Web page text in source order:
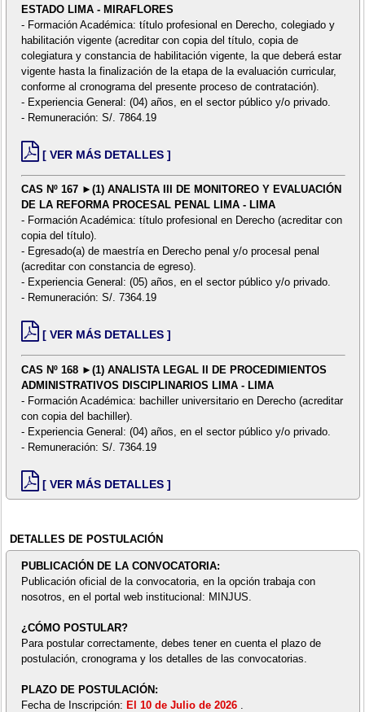
ESTADO LIMA - MIRAFLORES
- Formación Académica: título profesional en Derecho, colegiado y
habilitación vigente (acreditar con copia del título, copia de
colegiatura y constancia de habilitación vigente, la que deberá estar
vigente hasta la finalización de la etapa de la evaluación curricular,
conforme al cronograma del presente proceso de contratación).
- Experiencia General: (04) años, en el sector público y/o privado.
- Remuneración: S/. 7864.19
[ VER MÁS DETALLES ]
CAS Nº 167 ►(1) ANALISTA III DE MONITOREO Y EVALUACIÓN
DE LA REFORMA PROCESAL PENAL LIMA - LIMA
- Formación Académica: título profesional en Derecho (acreditar con
copia del título).
- Egresado(a) de maestría en Derecho penal y/o procesal penal
(acreditar con constancia de egreso).
- Experiencia General: (05) años, en el sector público y/o privado.
- Remuneración: S/. 7364.19
[ VER MÁS DETALLES ]
CAS Nº 168 ►(1) ANALISTA LEGAL II DE PROCEDIMIENTOS
ADMINISTRATIVOS DISCIPLINARIOS LIMA - LIMA
- Formación Académica: bachiller universitario en Derecho (acreditar
con copia del bachiller).
- Experiencia General: (04) años, en el sector público y/o privado.
- Remuneración: S/. 7364.19
[ VER MÁS DETALLES ]
DETALLES DE POSTULACIÓN
PUBLICACIÓN DE LA CONVOCATORIA:
Publicación oficial de la convocatoria, en la opción trabaja con
nosotros, en el portal web institucional: MINJUS.
¿CÓMO POSTULAR?
Para postular correctamente, debes tener en cuenta el plazo de
postulación, cronograma y los detalles de las convocatorias.
PLAZO DE POSTULACIÓN:
Fecha de Inscripción: El 10 de Julio de 2026